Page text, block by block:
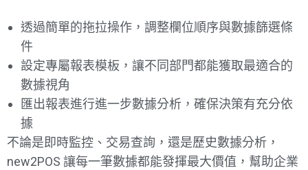
透過簡單的拖拉操作，調整欄位順序與數據篩選條
件
設定專屬報表模板，讓不同部門都能獲取最適合的
數據視角
匯出報表進行進一步數據分析，確保決策有充分依
據
不論是即時監控、交易查詢，還是歷史數據分析，
new2POS 讓每一筆數據都能發揮最大價值，幫助企業